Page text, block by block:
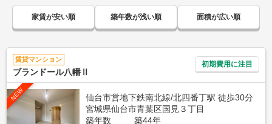
家賃が安い順 築年数が浅い順 面積が広い順
賃貸マンション
ブランドール八幡Ⅱ
初期費用に注目
NEW
仙台市営地下鉄南北線/北四番丁駅 徒歩30分
宮城県仙台市青葉区国見３丁目
築年数
築44年